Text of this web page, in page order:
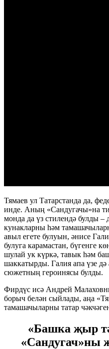
Тямаев ул Татарстанда да,
инде. Аның «Сандугачы»на
монда да үз стилендә булды –
кунакларны һәм
авыл егете булуын, әнисе
булуга карамастан, бүгенге
шулай ук күркә, тавык һәм
шаккатырды. Галия апа үзе
сюжетның героинясы булды.
Фирдүс исә Андрей
борыч белән сыйлады, аңа
тамашачыларны татар
«Башка җыр
«Сандугач»ны